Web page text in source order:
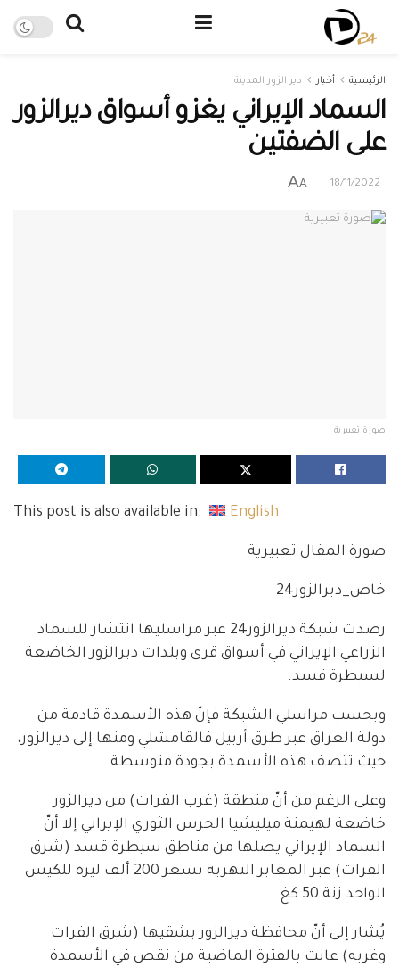
الرئيسية أخبار دير الزور المدينة
السماد الإيراني يغزو أسواق ديرالزور
على الضفتين
18/11/2022
A
A
صورة تعبيرية
This post is also available in: English
صورة المقال تعبيرية
خاص_ديرالزور24
رصدت شبكة ديرالزور24 عبر مراسليها انتشار للسماد
الزراعي الإيراني في أسواق قرى وبلدات ديرالزور الخاضعة
لسيطرة قسد.
وبحسب مراسلي الشبكة فإنّ هذه الأسمدة قادمة من
دولة العراق عبر طرق أربيل فالقامشلي ومنها إلى ديرالزور،
حيث تتصف هذه الأسمدة بجودة متوسطة.
وعلى الرغم من أنّ منطقة (غرب الفرات) من ديرالزور
خاضعة لهيمنة ميليشيا الحرس الثوري الإيراني إلا أنّ
السماد الإيراني يصلها من مناطق سيطرة قسد (شرق
الفرات) عبر المعابر النهرية بسعر 200 ألف ليرة للكيس
الواحد زنة 50 كغ.
يُشار إلى أنّ محافظة ديرالزور بشقيها (شرق الفرات
وغربه) عانت بالفترة الماضية من نقص في الأسمدة